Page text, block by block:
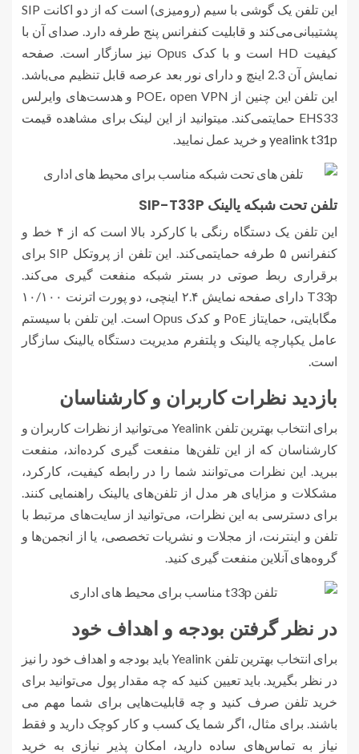
این تلفن یک گوشی با‌‌ سیم (رومیزی) است که از دو اکانت SIP
پشتیبانی‌می‌کند و قابلیت کنفرانس پنج طرفه دارد. صدای آن با
کیفیت HD است و با کدک Opus نیز سازگار است. صفحه
نمایش آن 2.3 اینچ و دارای نور بعد عرصه قابل تنظیم می‌باشد.
این تلفن این چنین از POE، open VPN و هدست‌های وایرلس
EHS33 حمایتمی‌کند. میتوانید از این لینک برای مشاهده
قیمت
yealink t31p و خرید عمل نمایید.
تلفن تحت شبکه یالینک SIP-T33P
این تلفن یک دستگاه رنگی با کارکرد بالا است که از ۴ خط و
کنفرانس ۵ طرفه حمایتمی‌کند. این تلفن از پروتکل SIP برای
برقراری ربط صوتی در بستر شبکه منفعت گیری می‌کند.
T33p دارای صفحه نمایش ۲.۴ اینچی، دو پورت اترنت ۱۰/۱۰۰
مگابایتی، حمایتاز PoE و کدک Opus است. این تلفن با سیستم
عامل یکپارچه یالینک و پلتفرم مدیریت دستگاه یالینک سازگار
است.
بازدید نظرات کاربران و کارشناسان
برای انتخاب بهترین تلفن Yealink می‌توانید از نظرات کاربران و
کارشناسان که از این تلفن‌ها منفعت گیری کرده‌اند، منفعت
ببرید. این نظرات می‌توانند شما را در رابطه کیفیت، کارکرد،
مشکلات و مزایای هر مدل از تلفن‌های یالینک راهنمایی کنند.
برای دسترسی به این نظرات، می‌توانید از سایت‌های مرتبط با
تلفن و اینترنت، از مجلات و نشریات تخصصی، یا از انجمن‌ها و
گروه‌های آنلاین منفعت گیری کنید.
در نظر گرفتن بودجه و اهداف خود
برای انتخاب بهترین تلفن Yealink باید بودجه و اهداف خود را نیز
در نظر بگیرید. باید تعیین کنید که چه مقدار پول می‌توانید برای
خرید تلفن صرف کنید و چه قابلیت‌هایی برای شما مهم می
باشند. برای مثال، اگر شما یک کسب و کار کوچک دارید و فقط
نیاز به تماس‌های ساده دارید، امکان پذیر نیازی به خرید